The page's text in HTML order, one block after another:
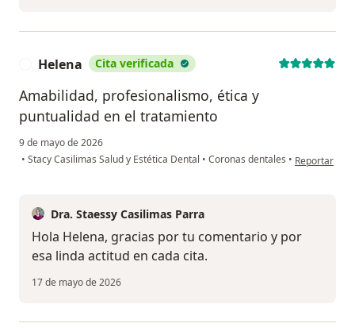
Helena Cita verificada
Amabilidad, profesionalismo, ética y
puntualidad en el tratamiento
9 de mayo de 2026
• Stacy Casilimas Salud y Estética Dental • Coronas dentales • en opinión
Reportar
Dra. Staessy Casilimas Parra
Hola Helena, gracias por tu comentario y por
esa linda actitud en cada cita.
17 de mayo de 2026